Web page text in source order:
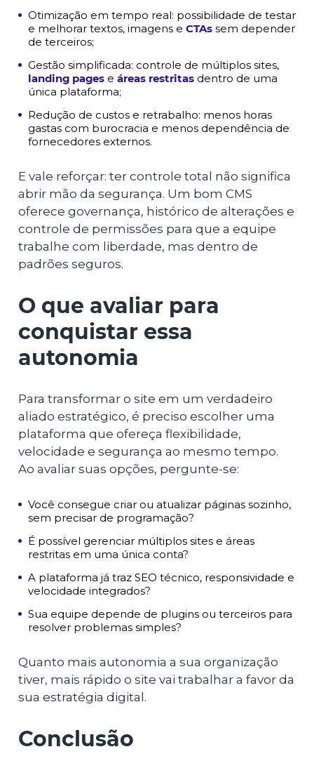
Otimização em tempo real: possibilidade de testar
e melhorar textos, imagens e CTAs sem depender
de terceiros;
Gestão simplificada: controle de múltiplos sites,
landing pages e áreas restritas dentro de uma
única plataforma;
Redução de custos e retrabalho: menos horas
gastas com burocracia e menos dependência de
fornecedores externos.
E vale reforçar: ter controle total não significa
abrir mão da segurança. Um bom CMS
oferece governança, histórico de alterações e
controle de permissões para que a equipe
trabalhe com liberdade, mas dentro de
padrões seguros.
O que avaliar para
conquistar essa
autonomia
Para transformar o site em um verdadeiro
aliado estratégico, é preciso escolher uma
plataforma que ofereça flexibilidade,
velocidade e segurança ao mesmo tempo.
Ao avaliar suas opções, pergunte-se:
Você consegue criar ou atualizar páginas sozinho,
sem precisar de programação?
É possível gerenciar múltiplos sites e áreas
restritas em uma única conta?
A plataforma já traz SEO técnico, responsividade e
velocidade integrados?
Sua equipe depende de plugins ou terceiros para
resolver problemas simples?
Quanto mais autonomia a sua organização
tiver, mais rápido o site vai trabalhar a favor da
sua estratégia digital.
Conclusão